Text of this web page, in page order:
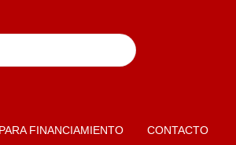
FINANCIAMIENTO CONTACTO